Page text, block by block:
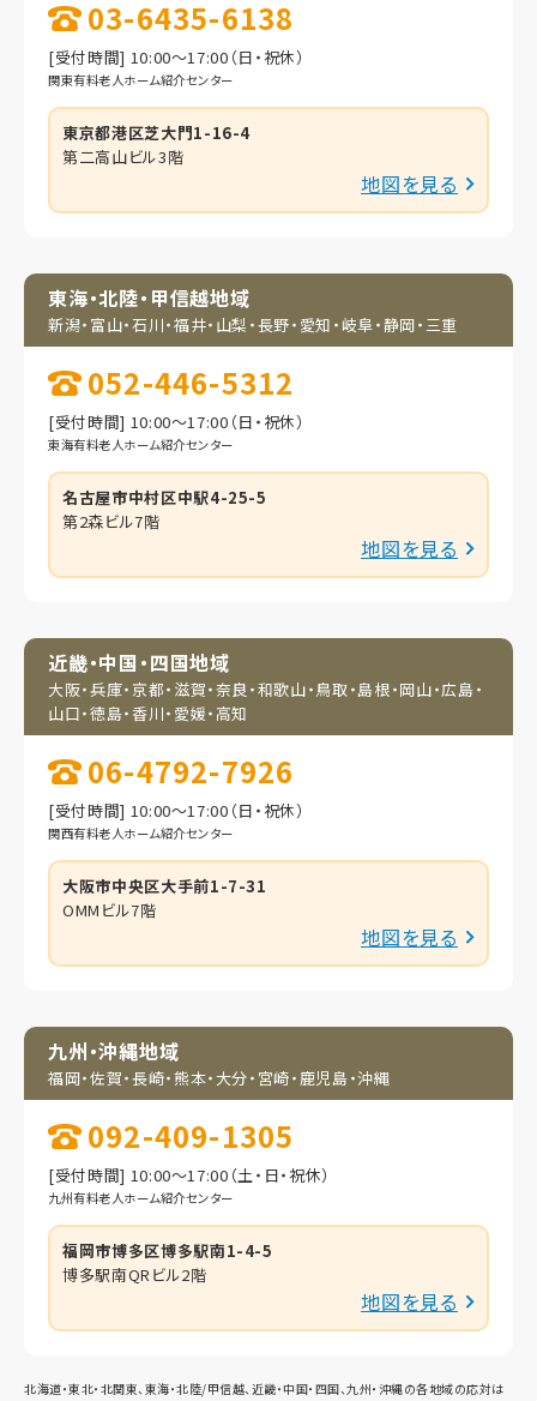
03-6435-6138
[受付時間] 10:00～17:00（日・祝休）
関東有料老人ホーム紹介センター
東京都港区芝大門1-16-4
第二高山ビル3階
地図を見る
東海・北陸・甲信越地域
新潟・富山・石川・福井・ 山梨・長野・愛知・岐阜・静岡・三重
052-446-5312
[受付時間] 10:00～17:00（日・祝休）
東海有料老人ホーム紹介センター
名古屋市中村区中駅4-25-5
第2森ビル7階
地図を見る
近畿・中国・四国地域
大阪・兵庫・京都・滋賀・奈良・和歌山・鳥取・島根・岡山・広島・
山口・徳島・香川・愛媛・高知
06-4792-7926
[受付時間] 10:00～17:00（日・祝休）
関西有料老人ホーム紹介センター
大阪市中央区大手前1-7-31
OMMビル7階
地図を見る
九州・沖縄地域
福岡・佐賀・長崎・熊本・大分・宮崎・鹿児島・沖縄
092-409-1305
[受付時間] 10:00～17:00（土・日・祝休）
九州有料老人ホーム紹介センター
福岡市博多区博多駅南1-4-5
博多駅南QRビル2階
地図を見る
北海道・東北・北関東、東海・北陸/甲信越、近畿・中国・四国、九州・沖縄の各地域の応対は